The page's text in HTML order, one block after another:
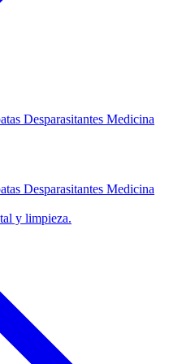
Desparasitantes Medicina
Desparasitantes Medicina
y limpieza.